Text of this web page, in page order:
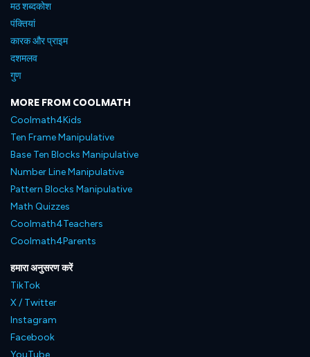
मठ शब्दकोश
पंक्तियां
कारक और प्राइम
दशमलव
गुण
MORE FROM COOLMATH
Coolmath4Kids
Ten Frame Manipulative
Base Ten Blocks Manipulative
Number Line Manipulative
Pattern Blocks Manipulative
Math Quizzes
Coolmath4Teachers
Coolmath4Parents
हमारा अनुसरण करें
TikTok
X / Twitter
Instagram
Facebook